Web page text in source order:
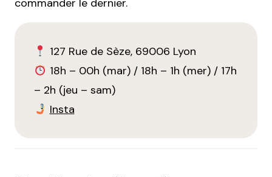
commander le dernier.
127 Rue de Sèze, 69006 Lyon
18h – 00h (mar) / 18h – 1h (mer) / 17h
– 2h (jeu – sam)
Insta